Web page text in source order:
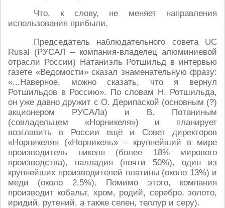
Что, к слову, не меняет направления
использования прибыли.
Председатель наблюдательного совета UC
Rusal (РУСАЛ – компания-владелец алюминиевой
отрасли России) Натаниэль Ротшильд в интервью
газете «Ведомости» сказал знаменательную фразу:
«...Наверное, можно сказать, что я вернул
Ротшильдов в Россию». По словам Н. Ротшильда,
он уже давно дружит с О. Дерипаской (основным (?)
акционером РУСАЛа) и В. Потаниным
(совладельцем «Норникеля») и планирует
возглавить в России ещё и Совет директоров
«Норникеля» («Норникель» – крупнейший в мире
производитель никеля (более 18% мирового
производства), палладия (почти 50%), один из
крупнейших производителей платины (около 13%) и
меди (около 2,5%). Помимо этого, компания
производит кобальт, хром, родий, серебро, золото,
иридий, рутений, а также селен, теллур и серу).